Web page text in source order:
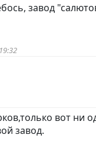
завод
вот ни
завод.